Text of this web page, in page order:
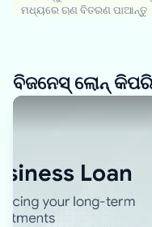
ମଧ୍ୟରେ ଋଣ ବିତରଣ ପାଆନ୍ତୁ
ବିଜନେସ୍ ଲୋନ୍